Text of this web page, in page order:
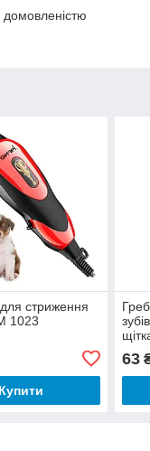
стриження
1023
Купити
63